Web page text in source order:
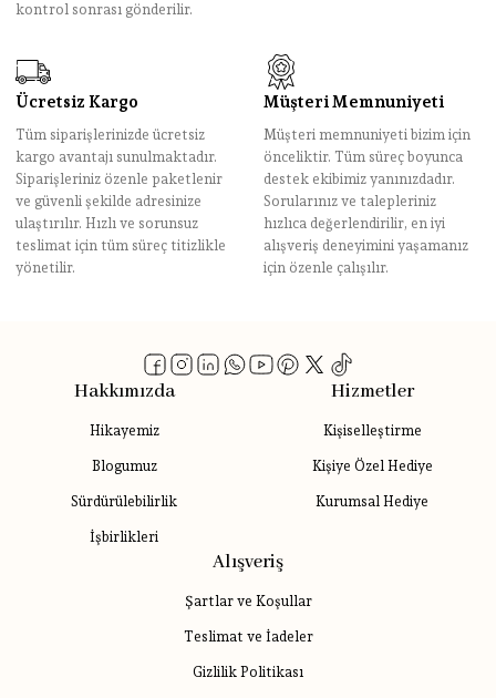
kontrol sonrası gönderilir.
Ücretsiz Kargo
Tüm siparişlerinizde ücretsiz
kargo avantajı sunulmaktadır.
Siparişleriniz özenle paketlenir
ve güvenli şekilde adresinize
ulaştırılır. Hızlı ve sorunsuz
teslimat için tüm süreç titizlikle
yönetilir.
Müşteri Memnuniyeti
Müşteri memnuniyeti bizim için
önceliktir. Tüm süreç boyunca
destek ekibimiz yanınızdadır.
Sorularınız ve talepleriniz
hızlıca değerlendirilir, en iyi
alışveriş deneyimini yaşamanız
için özenle çalışılır.
Hakkımızda
Hikayemiz
Blogumuz
Sürdürülebilirlik
İşbirlikleri
Hizmetler
Kişiselleştirme
Kişiye Özel Hediye
Kurumsal Hediye
Alışveriş
Şartlar ve Koşullar
Teslimat ve İadeler
Gizlilik Politikası